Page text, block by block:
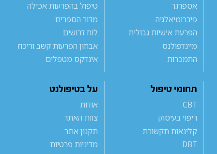
אספרגר
פיברומיאלגיה
הפרעת אישיות גבולית
מיינדפולנס
התמכרות
טיפול בהפרעות אכילה
מדור הספרים
לוח דרושים
אבחון הפרעות קשב וריכוז
אינדקס מטפלים
תחומי טיפול
CBT
ריפוי בעיסוק
קלינאות תקשורת
DBT
על בטיפולנט
אודות
צוות האתר
תקנון אתר
מדיניות פרטיות